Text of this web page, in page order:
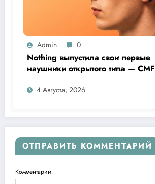
Admin 0
Nothing выпустила свои первые
наушники открытого типа — CMF
Clip Pro
4 Августа, 2026
ОТПРАВИТЬ КОММЕНТАРИЙ
Комментарии